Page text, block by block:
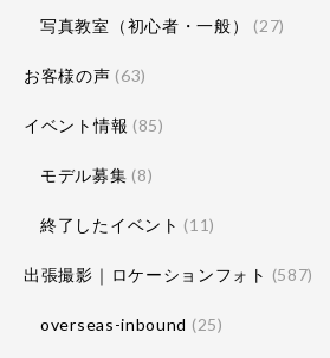
写真教室（初心者・一般） (27)
お客様の声 (63)
イベント情報 (85)
モデル募集 (8)
終了したイベント (11)
出張撮影｜ロケーションフォト (587)
overseas-inbound (25)